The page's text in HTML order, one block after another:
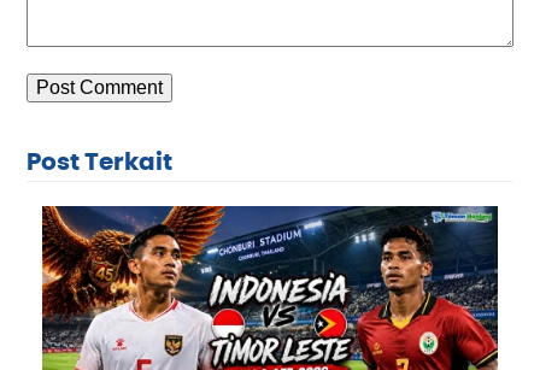
Post Terkait